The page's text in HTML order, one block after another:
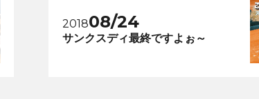
201808/24
サンクスディ最終ですよぉ～